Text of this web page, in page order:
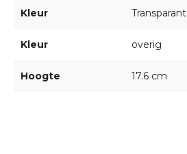
Kleur Transparant
Kleur overig
Hoogte 17.6 cm